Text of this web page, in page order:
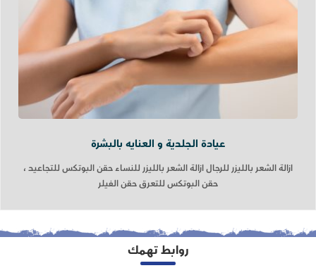
عيادة الجلدية و العنايه بالبشرة
ازالة الشعر بالليزر للرجال ازالة الشعر بالليزر للنساء حقن البوتكس للتجاعيد ،
حقن البوتكس للتعرق حقن الفيلر
روابط تهمك